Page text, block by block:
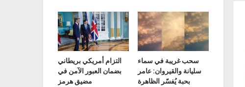
التزام أمريكي بريطاني
بضمان العبور الآمن في
مضيق هرمز
سحب غريبة في سماء
سليانة والقيروان: عامر
بحبة يُفسّر الظاهرة